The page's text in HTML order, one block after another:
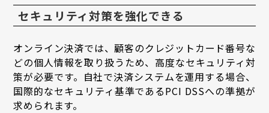
セキュリティ対策を強化できる
オンライン決済では、顧客のクレジットカード番号な
どの個人情報を取り扱うため、高度なセキュリティ対
策が必要です。自社で決済システムを運用する場合、
国際的なセキュリティ基準であるPCI DSSへの準拠が
求められます。